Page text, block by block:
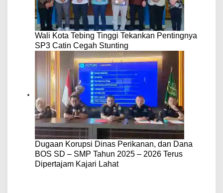
Wali Kota Tebing Tinggi Tekankan Pentingnya
SP3 Catin Cegah Stunting
Dugaan Korupsi Dinas Perikanan, dan Dana
BOS SD – SMP Tahun 2025 – 2026 Terus
Dipertajam Kajari Lahat